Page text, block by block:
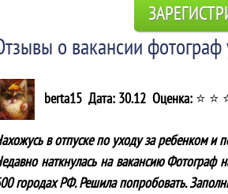
о вакансии
berta15 Дата: 30.12 Оценка: ⭐ ⭐
в отпуске по уходу за ребенком и
наткнулась на вакансию Фотограф
городах РФ. Решила попробовать.